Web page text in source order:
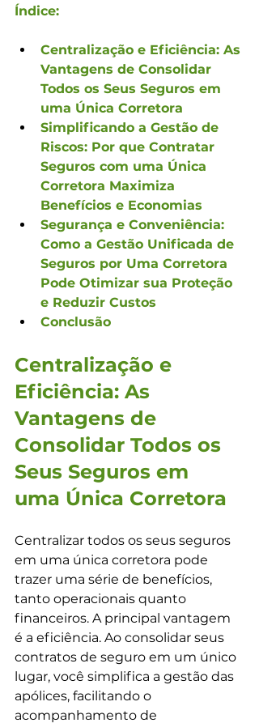
Índice:
Centralização e Eficiência: As
Vantagens de Consolidar
Todos os Seus Seguros em
uma Única Corretora
Simplificando a Gestão de
Riscos: Por que Contratar
Seguros com uma Única
Corretora Maximiza
Benefícios e Economias
Segurança e Conveniência:
Como a Gestão Unificada de
Seguros por Uma Corretora
Pode Otimizar sua Proteção
e Reduzir Custos
Conclusão
Centralização e
Eficiência: As
Vantagens de
Consolidar Todos os
Seus Seguros em
uma Única Corretora
Centralizar todos os seus seguros
em uma única corretora pode
trazer uma série de benefícios,
tanto operacionais quanto
financeiros. A principal vantagem
é a eficiência. Ao consolidar seus
contratos de seguro em um único
lugar, você simplifica a gestão das
apólices, facilitando o
acompanhamento de